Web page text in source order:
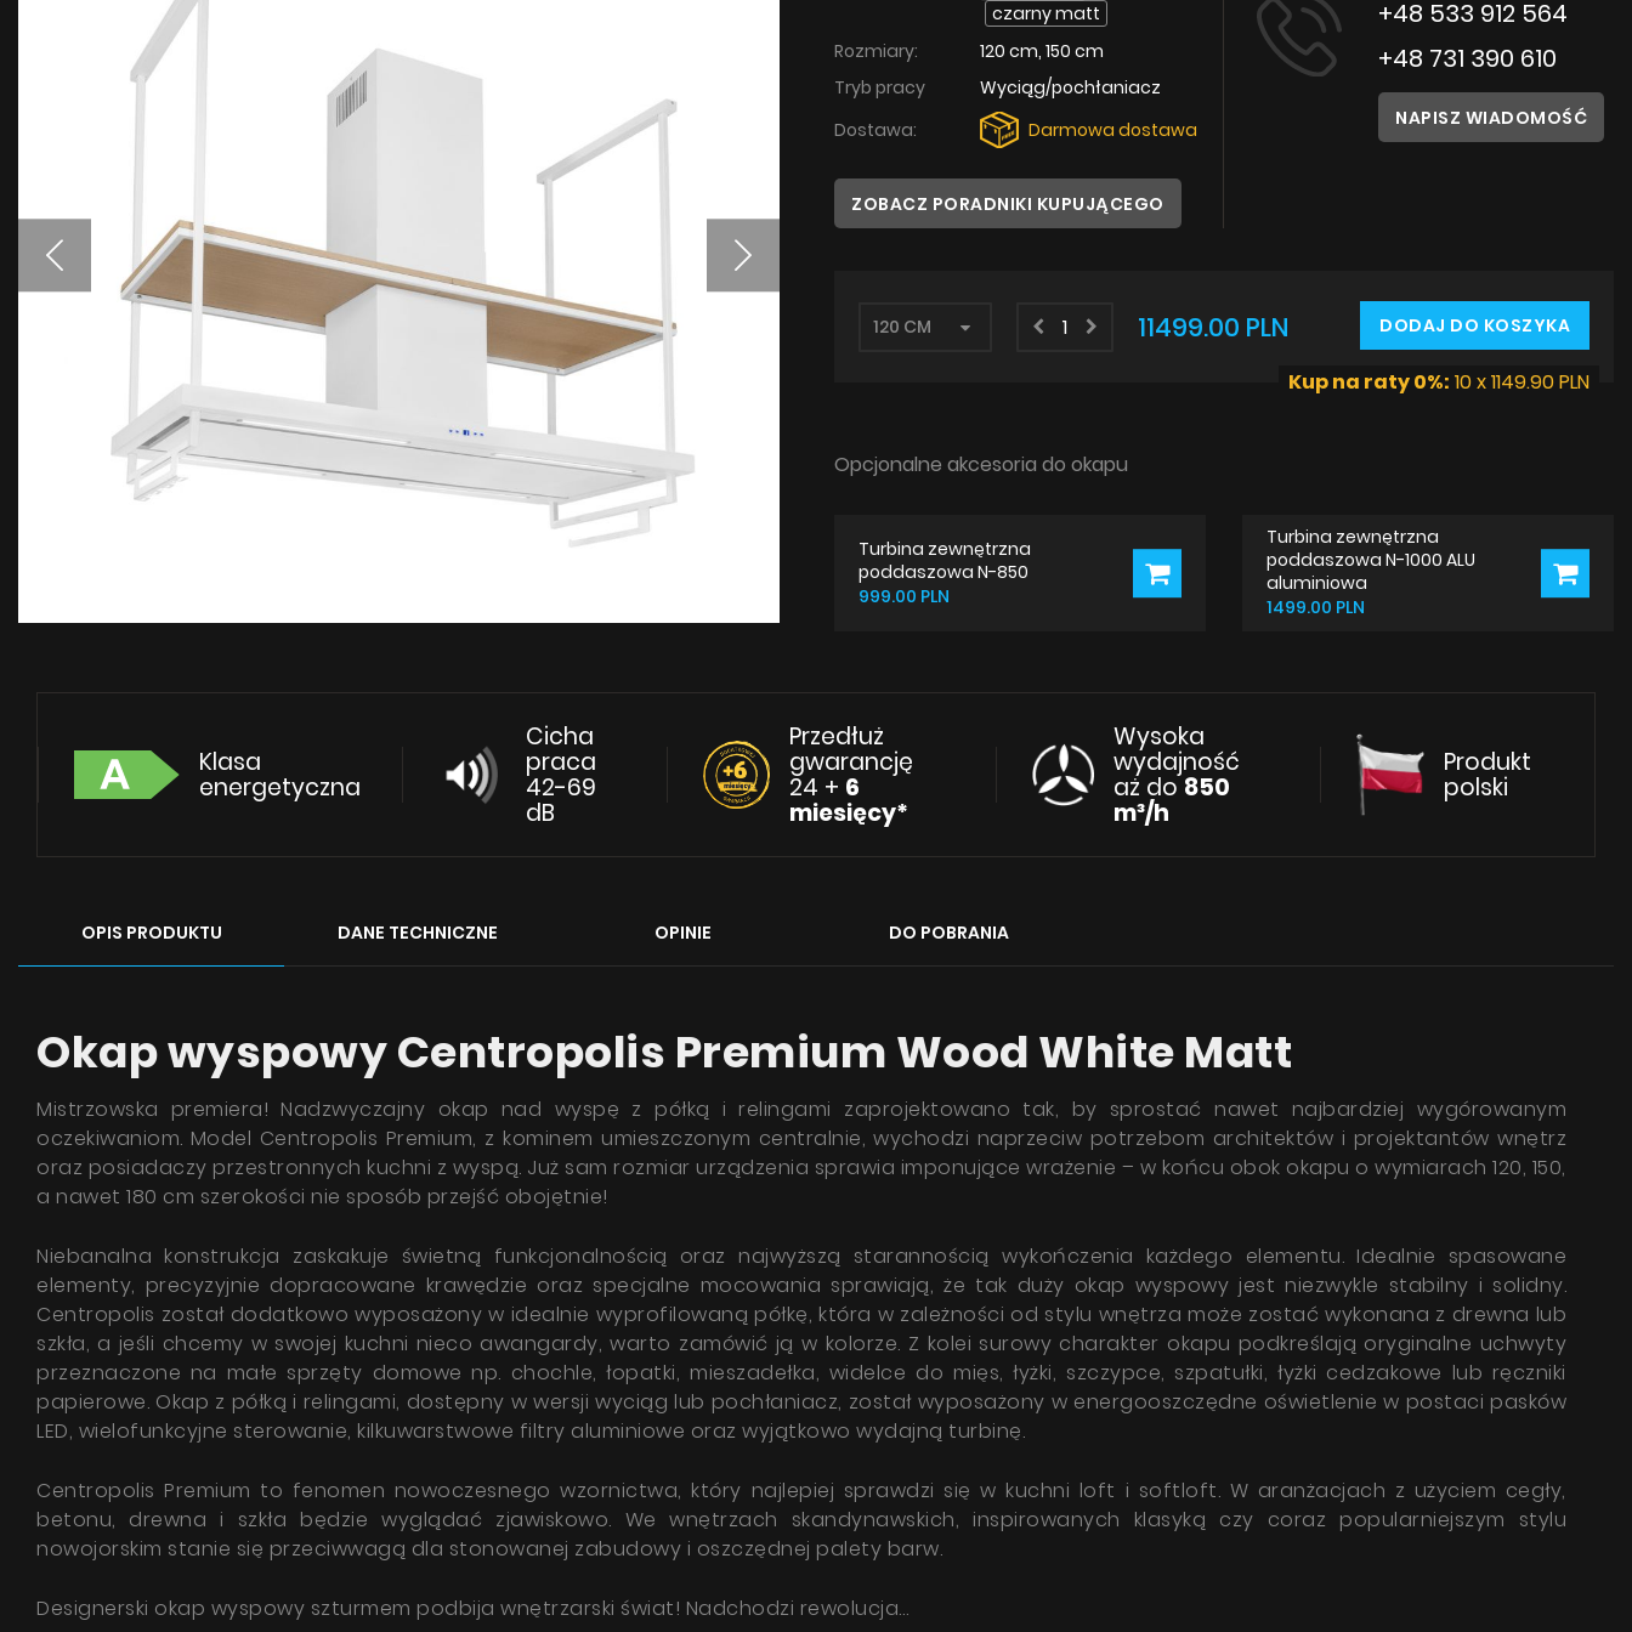
czarny matt
Rozmiary:
120 cm, 150 cm
Tryb pracy
Wyciąg/pochłaniacz
Dostawa:
Darmowa dostawa
ZOBACZ PORADNIKI KUPUJĄCEGO
+48 533 912 564
+48 731 390 610
NAPISZ WIADOMOŚĆ
11499.00 PLN DODAJ DO KOSZYKA
Kup na raty 0%: 10 x 1149.90 PLN
Opcjonalne akcesoria do okapu
Turbina zewnętrzna
poddaszowa N-850
999.00 PLN
Turbina zewnętrzna
poddaszowa N-1000 ALU
aluminiowa
1499.00 PLN
Klasa
energetyczna
Cicha
praca
42-69
dB
Przedłuż
gwarancję
24 + 6
miesięcy*
Wysoka
wydajność
aż do 850
m³/h
Produkt
polski
OPIS PRODUKTU DANE TECHNICZNE OPINIE DO POBRANIA
Okap wyspowy Centropolis Premium Wood White Matt
Mistrzowska premiera! Nadzwyczajny okap nad wyspę z półką i relingami zaprojektowano tak, by sprostać nawet najbardziej wygórowanym
oczekiwaniom. Model Centropolis Premium, z kominem umieszczonym centralnie, wychodzi naprzeciw potrzebom architektów i projektantów wnętrz
oraz posiadaczy przestronnych kuchni z wyspą. Już sam rozmiar urządzenia sprawia imponujące wrażenie – w końcu obok okapu o wymiarach 120, 150,
a nawet 180 cm szerokości nie sposób przejść obojętnie!
Niebanalna konstrukcja zaskakuje świetną funkcjonalnością oraz najwyższą starannością wykończenia każdego elementu. Idealnie spasowane
elementy, precyzyjnie dopracowane krawędzie oraz specjalne mocowania sprawiają, że tak duży okap wyspowy jest niezwykle stabilny i solidny.
Centropolis został dodatkowo wyposażony w idealnie wyprofilowaną półkę, która w zależności od stylu wnętrza może zostać wykonana z drewna lub
szkła, a jeśli chcemy w swojej kuchni nieco awangardy, warto zamówić ją w kolorze. Z kolei surowy charakter okapu podkreślają oryginalne uchwyty
przeznaczone na małe sprzęty domowe np. chochle, łopatki, mieszadełka, widelce do mięs, łyżki, szczypce, szpatułki, łyżki cedzakowe lub ręczniki
papierowe. Okap z półką i relingami, dostępny w wersji wyciąg lub pochłaniacz, został wyposażony w energooszczędne oświetlenie w postaci pasków
LED, wielofunkcyjne sterowanie, kilkuwarstwowe filtry aluminiowe oraz wyjątkowo wydajną turbinę.
Centropolis Premium to fenomen nowoczesnego wzornictwa, który najlepiej sprawdzi się w kuchni loft i softloft. W aranżacjach z użyciem cegły,
betonu, drewna i szkła będzie wyglądać zjawiskowo. We wnętrzach skandynawskich, inspirowanych klasyką czy coraz popularniejszym stylu
nowojorskim stanie się przeciwwagą dla stonowanej zabudowy i oszczędnej palety barw.
Designerski okap wyspowy szturmem podbija wnętrzarski świat! Nadchodzi rewolucja…